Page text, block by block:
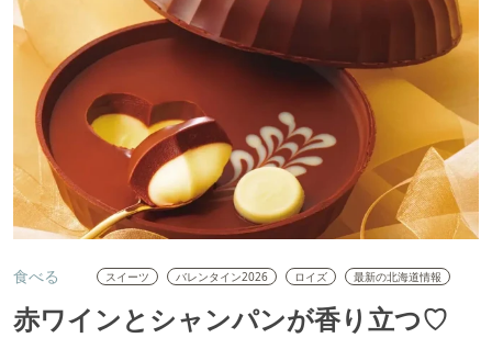
食べる スイーツ バレンタイン2026 ロイズ 最新の北海道情報
赤ワインとシャンパンが香り立つ♡